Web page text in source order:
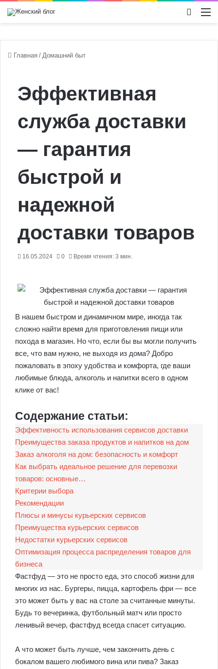
Главная / Домашний быт
Эффективная
служба доставки
— гарантия
быстрой и
надежной
доставки товаров
16.05.2024 0 Время чтения: 3 мин.
В нашем быстром и динамичном мире, иногда так
сложно найти время для приготовления пищи или
похода в магазин. Но что, если бы вы могли получить
все, что вам нужно, не выходя из дома? Добро
пожаловать в эпоху удобства и комфорта, где ваши
любимые блюда, алкоголь и напитки всего в одном
клике от вас!
Содержание статьи:
Эффективность использования сервисов доставки
Преимущества заказа продуктов и напитков на дом
Заказ алкоголя на дом: безопасность и комфорт
Как выбрать идеальное решение для перевозки
товаров: основные…
Критерии выбора
Рекомендации
Плюсы и минусы курьерских сервисов
Преимущества курьерских сервисов
Недостатки курьерских сервисов
Оптимизация процесса распределения товаров для
бизнеса
Фастфуд — это не просто еда, это способ жизни для
многих из нас. Бургеры, пицца, картофель фри — все
это может быть у вас на столе за считанные минуты.
Будь то вечеринка, футбольный матч или просто
ленивый вечер, фастфуд всегда спасет ситуацию.
А что может быть лучше, чем закончить день с
бокалом вашего любимого вина или пива? Заказ